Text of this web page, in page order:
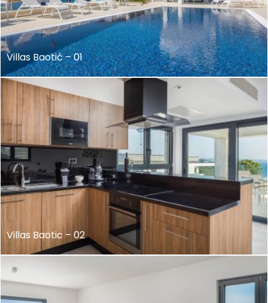
Villas Baotić – 01
Villas Baotic – 02